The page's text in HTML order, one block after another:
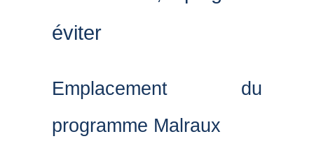
éviter
Emplacement du
programme Malraux